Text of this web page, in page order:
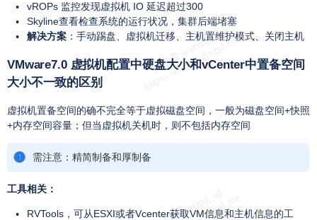
vROPs 监控发现虚拟机 IO 延迟超过300
Skyline查看检查系统的运行状况，集群后端堵塞
解决方案：手动踢盘、虚拟机迁移、主机置维护模式、关闭主机
VMware7.0 虚拟机配置中硬盘大小和vCenter中置备空间
大小不一致的区别
虚拟机置备空间的确不完全等于虚拟磁盘空间，一般为磁盘空间+快照
+内存空间容量；但当虚拟机关机时，则不包括内存空间
需注意：精简制备和厚制备
工具相关：
RVTools，可从ESXI或者Vcenter获取VM信息和主机信息的工